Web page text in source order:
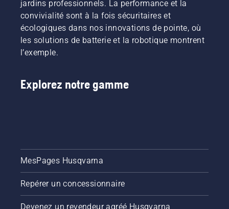
jardins professionnels. La performance et la
convivialité sont à la fois sécuritaires et
écologiques dans nos innovations de pointe, où
les solutions de batterie et la robotique montrent
l’exemple.
Explorez notre gamme
MesPages Husqvarna
Repérer un concessionnaire
Devenez un revendeur agréé Husqvarna